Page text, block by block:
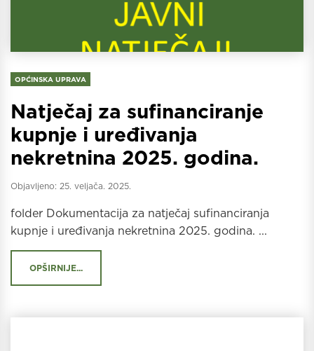
OPĆINSKA UPRAVA
Natječaj za sufinanciranje
kupnje i uređivanja
nekretnina 2025. godina.
Objavljeno: 25. veljača. 2025.
folder Dokumentacija za natječaj sufinanciranja
kupnje i uređivanja nekretnina 2025. godina. ...
OPŠIRNIJE...